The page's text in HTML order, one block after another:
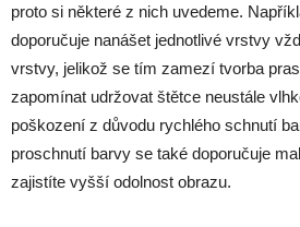
proto si některé z nich uvedeme.
doporučuje nanášet jednotlivé vrstvy
vrstvy, jelikož se tím zamezí tvorba
zapomínat udržovat štětce neustále
poškození z důvodu rychlého schnutí
proschnutí barvy se také doporučuje
zajistíte vyšší odolnost obrazu.